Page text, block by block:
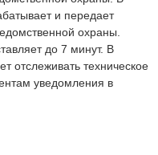
и передает
охраны.
до 7 минут. В
отслеживать техническое
уведомления в